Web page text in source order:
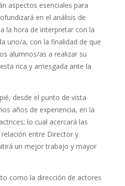
aspectos esenciales para
en el análisis de
la hora de interpretar con la
uno/a, con la finalidad de que
alumnos/as a realizar su
rica y arriesgada ante la
desde el punto de vista
años de experiencia, en la
lo cual acercará las
entre Director y
un mejor trabajo y mayor
como la dirección de actores